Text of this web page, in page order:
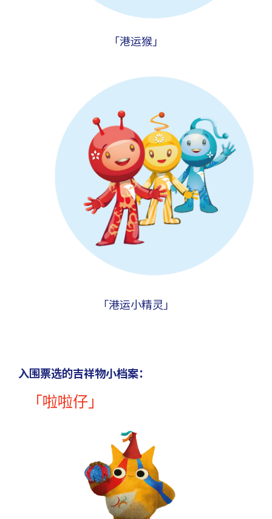
「港运猴」
「港运小精灵」
入围票选的吉祥物小档案：
「啦啦仔」